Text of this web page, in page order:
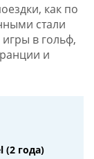
как по
стали
в гольф,
и
(2 года)